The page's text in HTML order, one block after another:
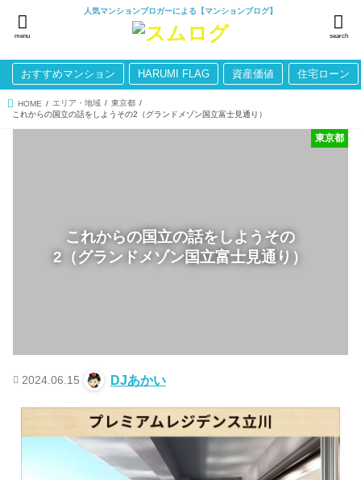
人気マンションブロガーによる【マンションブログ】
search
menu
おすすめマンション HARUMI FLAG 資産価値 住宅ローン
HOME エリア・地域
東京都
これからの国立の話をしようその2（グランドメゾン国立富士見通り）
これからの国立の話をしようその
2（グランドメゾン国立富士見通り）
東京都
2024.06.15 DJあかい